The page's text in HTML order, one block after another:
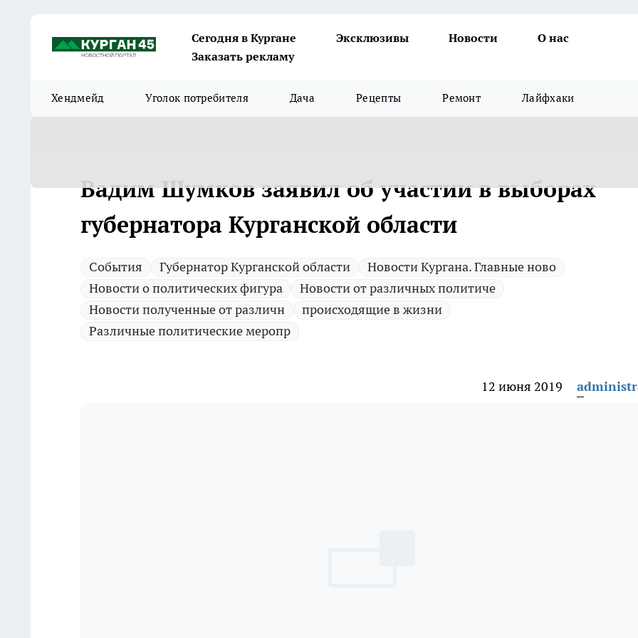
Сегодня в Кургане Эксклюзивы Новости
О нас
Заказать рекламу
Хендмейд Уголок потребителя Дача Рецепты Ремонт Лайфхаки
Вадим Шумков заявил об участии в выборах
губернатора Курганской области
Cобытия Губернатор Курганской области
Новости Кургана. Главные ново
Новости о политических фигура
Новости от различных политиче
Новости полученные от различн
происходящие в жизни
Различные политические меропр
12 июня 2019